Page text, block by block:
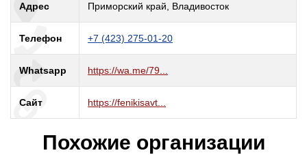
Адрес Приморский край, Владивосток
Телефон +7 (423) 275-01-20
Whatsapp https://wa.me/79...
Сайт https://fenikisavt...
Похожие организации